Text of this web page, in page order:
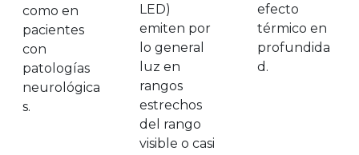
como en
pacientes
con
patologías
neurológica
s.
LED)
emiten por
lo general
luz en
rangos
estrechos
del rango
visible o casi
efecto
térmico en
profundida
d.